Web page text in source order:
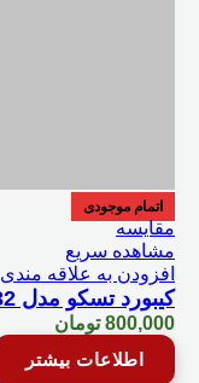
اتمام موجودی
مقایسه
مشاهده سریع
افزودن به علاقه مندی
کیبورد تسکو مدل TK 8032 با حروف فارسی
800,000 تومان
اطلاعات بیشتر